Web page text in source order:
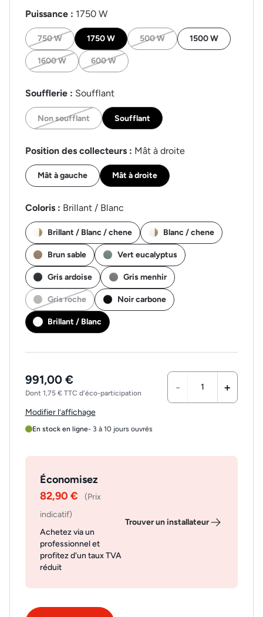
Puissance : 1750 W
750 W 1750 W 500 W 1500 W
1600 W 600 W
Soufflerie : Soufflant
Non soufflant Soufflant
Position des collecteurs : Mât à droite
Mât à gauche Mât à droite
Coloris : Brillant / Blanc
Brillant / Blanc / chene Blanc / chene
Brun sable Vert eucalyptus
Gris ardoise Gris menhir
Gris roche Noir carbone
Brillant / Blanc
991,00 €
Dont 1,75 € TTC d'éco-participation - +
Modifier l’affichage
En stock en ligne- 3 à 10 jours ouvrés
Économisez
82,90 €
(Prix
indicatif)
Achetez via un
professionnel et
profitez d'un taux TVA
réduit
Trouver un installateur